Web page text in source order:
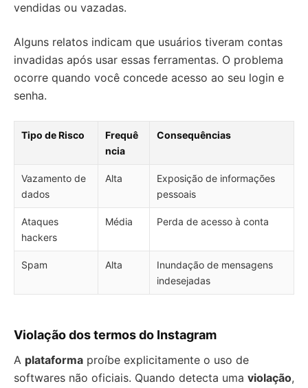
vendidas ou vazadas.
Alguns relatos indicam que usuários tiveram contas
invadidas após usar essas ferramentas. O problema
ocorre quando você concede acesso ao seu login e
senha.
Tipo de Risco
Frequê
ncia
Consequências
Vazamento de
dados
Alta
Exposição de informações
pessoais
Ataques
hackers
Média Perda de acesso à conta
Spam Alta
Inundação de mensagens
indesejadas
Violação dos termos do Instagram
A plataforma proíbe explicitamente o uso de
softwares não oficiais. Quando detecta uma violação,